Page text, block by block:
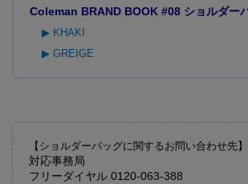
Coleman BRAND BOOK #08 ショルダー
▶ KHAKI
▶ GREIGE
【ショルダーバッグに関するお問い合わせ先】
対応事務局
フリーダイヤル 0120-063-388